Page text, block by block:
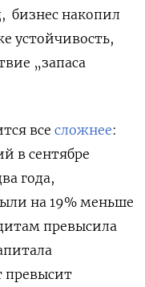
бизнес накопил
устойчивость,
„запаса
все сложнее:
в сентябре
года,
на 19% меньше
превысила
превысит